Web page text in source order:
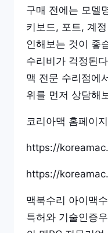
구매 전에는 모델
키보드, 포트, 계
인해보는 것이 좋
수리비가 걱정된
맥 전문 수리점에
위를 먼저 상담해
코리아맥 홈페이
https://
https://
맥북수리 아이맥
특허와 기술인증